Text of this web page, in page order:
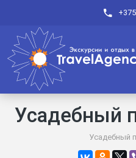
Усадебный
Усадебный